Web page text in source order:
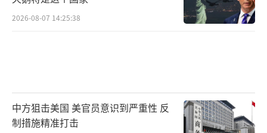
2026-08-07 14:25:38
中方狙击美国 美官员意识到严重性 反
制措施精准打击